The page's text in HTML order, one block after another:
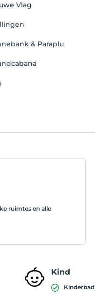
Vlag
& Paraplu
ruimtes en alle
Kind